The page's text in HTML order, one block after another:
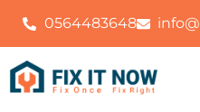
0564483648